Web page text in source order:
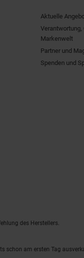
Aktuelle
Verantwortung,
Markenwelt
Partner und
Spenden und
des Herstellers.
schon am ersten Tag